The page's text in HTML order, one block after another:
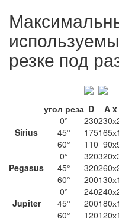
резке под
угол реза D A x
Sirius
0° 230
45°
175
60°
110
Pegasus
0° 320
45°
320
60°
200
Jupiter
0° 240
45°
200
60°
120